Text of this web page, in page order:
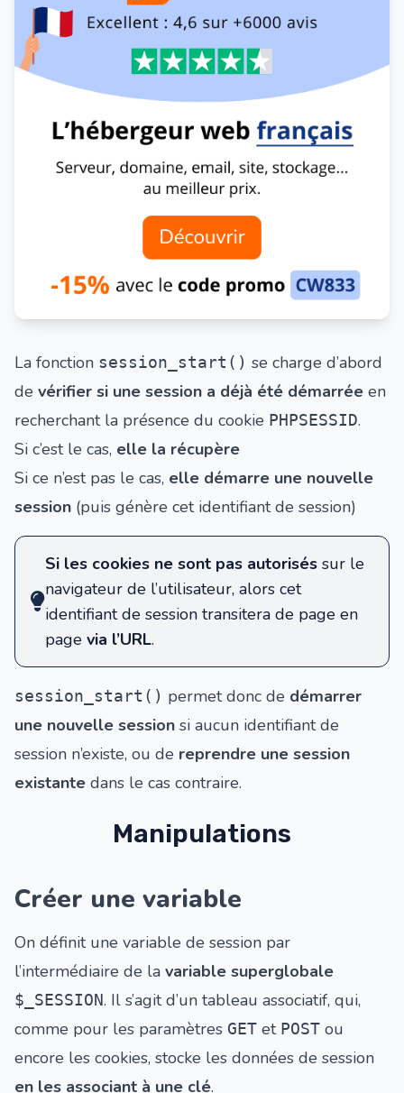
La fonction session_start() se charge d’abord
de vérifier si une session a déjà été démarrée en
recherchant la présence du cookie PHPSESSID.
Si c’est le cas, elle la récupère
Si ce n’est pas le cas, elle démarre une nouvelle
session (puis génère cet identifiant de session)
Si les cookies ne sont pas autorisés sur le
navigateur de l’utilisateur, alors cet
identifiant de session transitera de page en
page via l’URL.
session_start() permet donc de démarrer
une nouvelle session si aucun identifiant de
session n’existe, ou de reprendre une session
existante dans le cas contraire.
Manipulations
Créer une variable
On définit une variable de session par
l’intermédiaire de la variable superglobale
$_SESSION. Il s’agit d’un tableau associatif, qui,
comme pour les paramètres GET et POST ou
encore les cookies, stocke les données de session
en les associant à une clé.